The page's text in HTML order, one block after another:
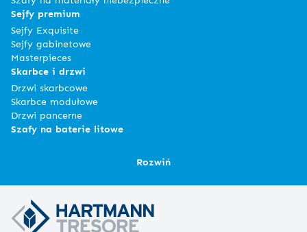
Sejfy premium
Sejfy Exquisite
Sejfy gabinetowe
Masterpieces
Skarbce i drzwi
Drzwi skarbcowe
Skarbce modułowe
Drzwi pancerne
Szafy na baterie litowe
Rozwiń